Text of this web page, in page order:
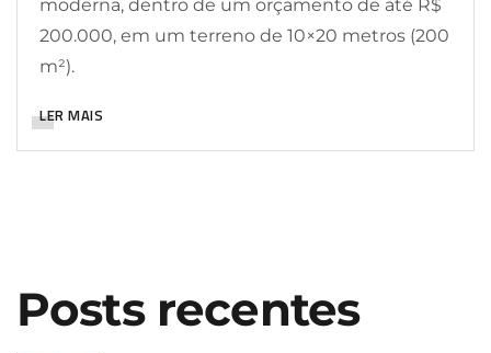
moderna, dentro de um orçamento de até R$
200.000, em um terreno de 10×20 metros (200
m²).
LER MAIS
Posts recentes